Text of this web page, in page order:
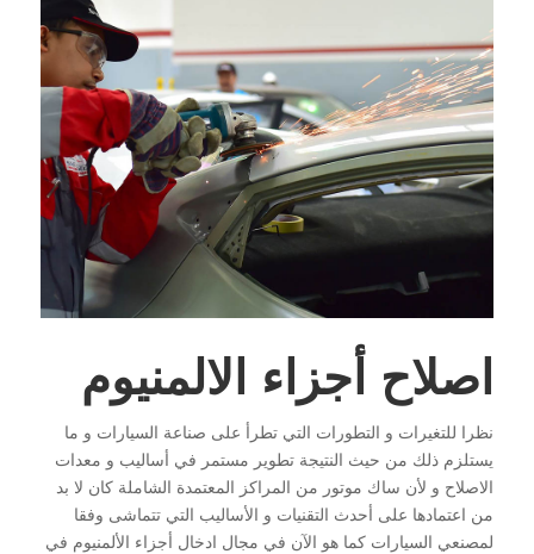
اصلاح أجزاء الالمنيوم
نظرا للتغيرات و التطورات التي تطرأ على صناعة السيارات و ما
يستلزم ذلك من حيث النتيجة تطوير مستمر في أساليب و معدات
الاصلاح و لأن ساك موتور من المراكز المعتمدة الشاملة كان لا بد
من اعتمادها على أحدث التقنيات و الأساليب التي تتماشى وفقا
لمصنعي السيارات كما هو الآن في مجال ادخال أجزاء الألمنيوم في